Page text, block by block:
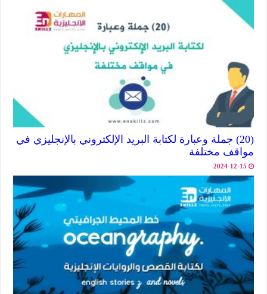
(20) جملة وعبارة لكتابة البريد الإلكتروني بالإنجليزي في
مواقف مختلفة
2024-12-15